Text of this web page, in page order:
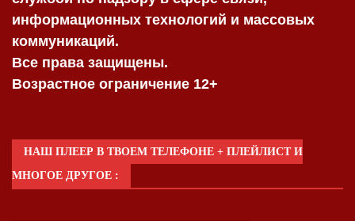
информационных технологий и массовых
коммуникаций.
Все права защищены.
Возрастное ограничение 12+
НАШ ПЛЕЕР В ТВОЕМ ТЕЛЕФОНЕ + ПЛЕЙЛИСТ И
МНОГОЕ ДРУГОЕ :